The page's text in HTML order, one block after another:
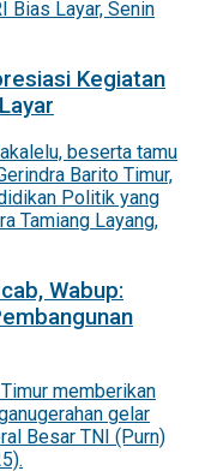
Kegiatan
Wabup: